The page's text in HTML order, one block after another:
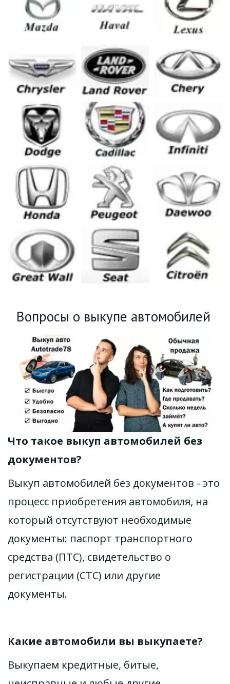
Вопросы о выкупе автомобилей
Что такое выкуп автомобилей без
документов?
Выкуп автомобилей без документов - это
процесс приобретения автомобиля, на
который отсутствуют необходимые
документы: паспорт транспортного
средства (ПТС), свидетельство о
регистрации (СТС) или другие
документы.
Какие автомобили вы выкупаете?
Выкупаем кредитные, битые,